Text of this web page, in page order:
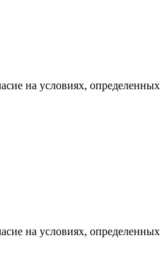
на условиях, определенных
на условиях, определенных